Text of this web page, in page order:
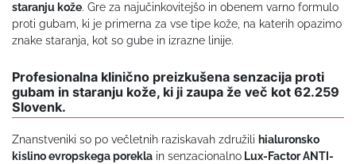
staranju kože. Gre za najučinkovitejšo in obenem varno formulo
proti gubam, ki je primerna za vse tipe kože, na katerih opazimo
znake staranja, kot so gube in izrazne linije.
Profesionalna klinično preizkušena senzacija proti
gubam in staranju kože, ki ji zaupa že več kot 62.259
Slovenk.
Znanstveniki so po večletnih raziskavah združili hialuronsko
kislino evropskega porekla in senzacionalno Lux-Factor ANTI-